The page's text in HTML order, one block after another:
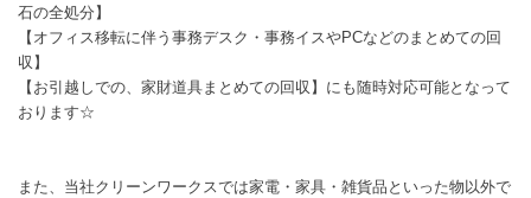
石の全処分】
【オフィス移転に伴う事務デスク・事務イスやPCなどのまとめての回
収】
【お引越しでの、家財道具まとめての回収】にも随時対応可能となって
おります☆
また、当社クリーンワークスでは家電・家具・雑貨品といった物以外で